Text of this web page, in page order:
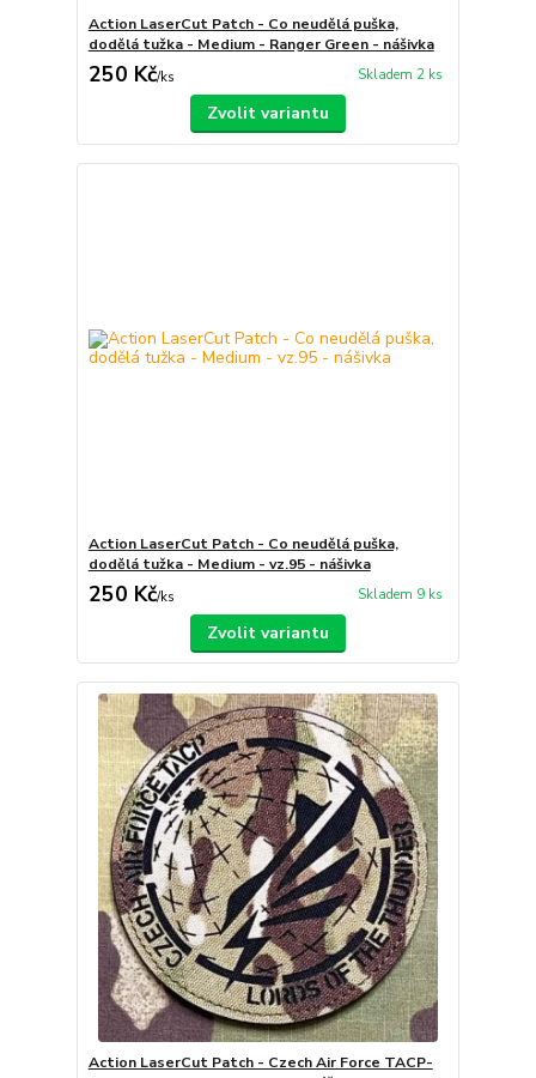
Action LaserCut Patch - Co neudělá puška,
dodělá tužka - Medium - Ranger Green - nášivka
250 Kč/ks Skladem 2 ks
Zvolit variantu
Action LaserCut Patch - Co neudělá puška,
dodělá tužka - Medium - vz.95 - nášivka
250 Kč/ks Skladem 9 ks
Zvolit variantu
Action LaserCut Patch - Czech Air Force TACP-